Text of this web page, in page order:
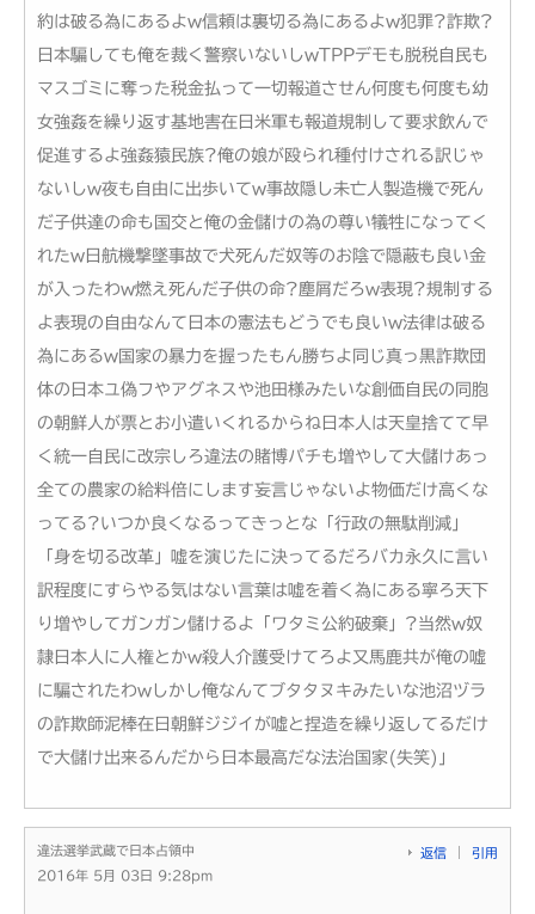
約は破る為にあるよw信頼は裏切る為にあるよw犯罪?詐欺?
日本騙しても俺を裁く警察いないしwTPPデモも脱税自民も
マスゴミに奪った税金払って一切報道させん何度も何度も幼
女強姦を繰り返す基地害在日米軍も報道規制して要求飲んで
促進するよ強姦猿民族?俺の娘が殴られ種付けされる訳じゃ
ないしw夜も自由に出歩いてw事故隠し未亡人製造機で死ん
だ子供達の命も国交と俺の金儲けの為の尊い犠牲になってく
れたw日航機撃墜事故で犬死んだ奴等のお陰で隠蔽も良い金
が入ったわw燃え死んだ子供の命?塵屑だろw表現?規制する
よ表現の自由なんて日本の憲法もどうでも良いw法律は破る
為にあるw国家の暴力を握ったもん勝ちよ同じ真っ黒詐欺団
体の日本ユ偽フやアグネスや池田様みたいな創価自民の同胞
の朝鮮人が票とお小遣いくれるからね日本人は天皇捨てて早
く統一自民に改宗しろ違法の賭博パチも増やして大儲けあっ
全ての農家の給料倍にします妄言じゃないよ物価だけ高くな
ってる?いつか良くなるってきっとな「行政の無駄削減」
「身を切る改革」嘘を演じたに決ってるだろバカ永久に言い
訳程度にすらやる気はない言葉は嘘を着く為にある寧ろ天下
り増やしてガンガン儲けるよ「ワタミ公約破棄」?当然w奴
隷日本人に人権とかw殺人介護受けてろよ又馬鹿共が俺の嘘
に騙されたわwしかし俺なんてブタタヌキみたいな池沼ヅラ
の詐欺師泥棒在日朝鮮ジジイが嘘と捏造を繰り返してるだけ
で大儲け出来るんだから日本最高だな法治国家(失笑)」
違法選挙武蔵で日本占領中
2016年 5月 03日 9:28pm
返信 引用